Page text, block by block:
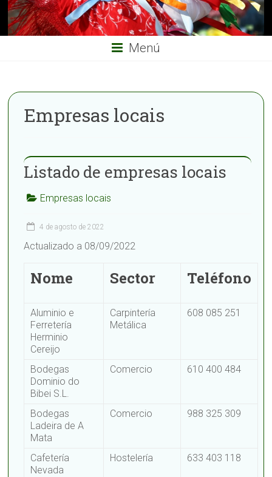
Menú
Empresas locais
Listado de empresas locais
Empresas locais
4 de agosto de 2022
Actualizado a 08/09/2022
Nome Sector Teléfono
Aluminio e
Ferretería
Herminio
Cereijo
Carpintería
Metálica
608 085 251
Bodegas
Dominio do
Bibei S.L.
Comercio 610 400 484
Bodegas
Ladeira de A
Mata
Comercio 988 325 309
Cafetería
Nevada
Hostelería 633 403 118